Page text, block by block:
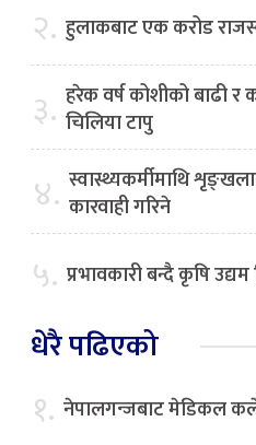
२. हुलाकबाट एक करोड
३. हरेक वर्ष कोशीको बाढी र
चिलिया टापु
४. स्वास्थ्यकर्मीमाथि
कारवाही गरिने
५. प्रभावकारी बन्दै कृषि
धेरै पढिएको
१. नेपालगन्जबाट मेडिकल